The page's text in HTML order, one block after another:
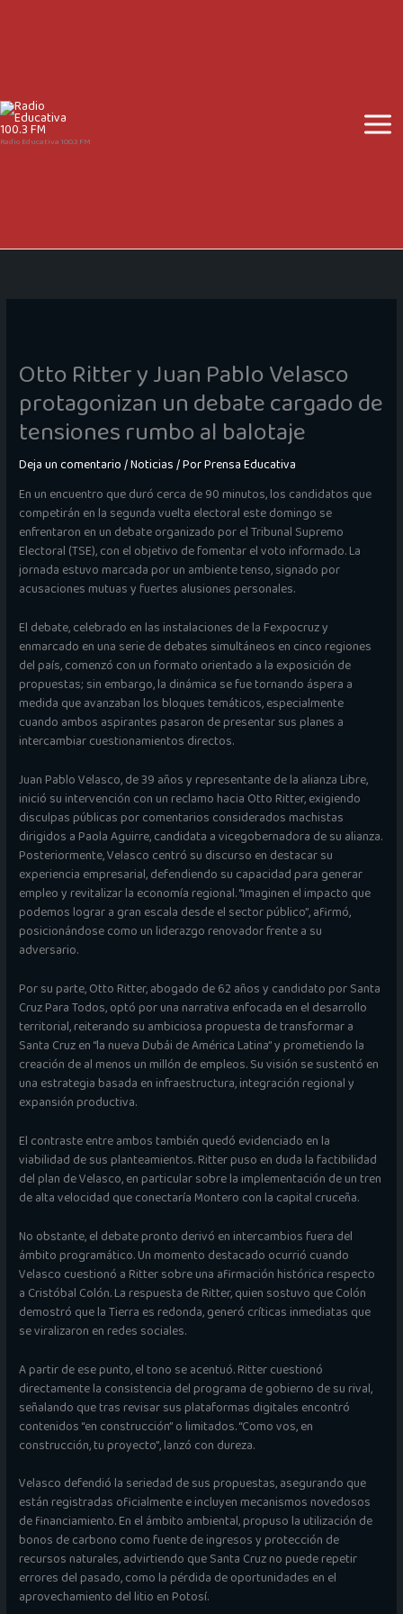
Radio Educativa 100.3 FM
Otto Ritter y Juan Pablo Velasco
protagonizan un debate cargado de
tensiones rumbo al balotaje
Deja un comentario/Noticias/ PorPrensa Educativa
En un encuentro que duró cerca de 90 minutos, los candidatos que
competirán en la segunda vuelta electoral este domingo se
enfrentaron en un debate organizado por el Tribunal Supremo
Electoral (TSE), con el objetivo de fomentar el voto informado. La
jornada estuvo marcada por un ambiente tenso, signado por
acusaciones mutuas y fuertes alusiones personales.
El debate, celebrado en las instalaciones de la Fexpocruz y
enmarcado en una serie de debates simultáneos en cinco regiones
del país, comenzó con un formato orientado a la exposición de
propuestas; sin embargo, la dinámica se fue tornando áspera a
medida que avanzaban los bloques temáticos, especialmente
cuando ambos aspirantes pasaron de presentar sus planes a
intercambiar cuestionamientos directos.
Juan Pablo Velasco, de 39 años y representante de la alianza Libre,
inició su intervención con un reclamo hacia Otto Ritter, exigiendo
disculpas públicas por comentarios considerados machistas
dirigidos a Paola Aguirre, candidata a vicegobernadora de su alianza.
Posteriormente, Velasco centró su discurso en destacar su
experiencia empresarial, defendiendo su capacidad para generar
empleo y revitalizar la economía regional. “Imaginen el impacto que
podemos lograr a gran escala desde el sector público”, afirmó,
posicionándose como un liderazgo renovador frente a su
adversario.
Por su parte, Otto Ritter, abogado de 62 años y candidato por Santa
Cruz Para Todos, optó por una narrativa enfocada en el desarrollo
territorial, reiterando su ambiciosa propuesta de transformar a
Santa Cruz en “la nueva Dubái de América Latina” y prometiendo la
creación de al menos un millón de empleos. Su visión se sustentó en
una estrategia basada en infraestructura, integración regional y
expansión productiva.
El contraste entre ambos también quedó evidenciado en la
viabilidad de sus planteamientos. Ritter puso en duda la factibilidad
del plan de Velasco, en particular sobre la implementación de un tren
de alta velocidad que conectaría Montero con la capital cruceña.
No obstante, el debate pronto derivó en intercambios fuera del
ámbito programático. Un momento destacado ocurrió cuando
Velasco cuestionó a Ritter sobre una afirmación histórica respecto
a Cristóbal Colón. La respuesta de Ritter, quien sostuvo que Colón
demostró que la Tierra es redonda, generó críticas inmediatas que
se viralizaron en redes sociales.
A partir de ese punto, el tono se acentuó. Ritter cuestionó
directamente la consistencia del programa de gobierno de su rival,
señalando que tras revisar sus plataformas digitales encontró
contenidos “en construcción” o limitados. “Como vos, en
construcción, tu proyecto”, lanzó con dureza.
Velasco defendió la seriedad de sus propuestas, asegurando que
están registradas oficialmente e incluyen mecanismos novedosos
de financiamiento. En el ámbito ambiental, propuso la utilización de
bonos de carbono como fuente de ingresos y protección de
recursos naturales, advirtiendo que Santa Cruz no puede repetir
errores del pasado, como la pérdida de oportunidades en el
aprovechamiento del litio en Potosí.